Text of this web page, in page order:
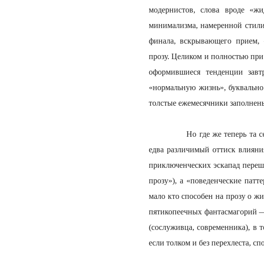
модернистов, слова вроде
минимализма, намеренной
финала, вскрывающего прием,
прозу. Целиком и полностью
оформившиеся тенденции
«нормальную жизнь»,
толстые ежемесячники
Но где же теперь та
едва различимый оттиск
приключенческих эскапад
прозу»), а «поведенческие
мало кто способен на прозу о
пятикопеечных фантасмагорий
(сослуживца, современника), в
если толком и без перехлеста,